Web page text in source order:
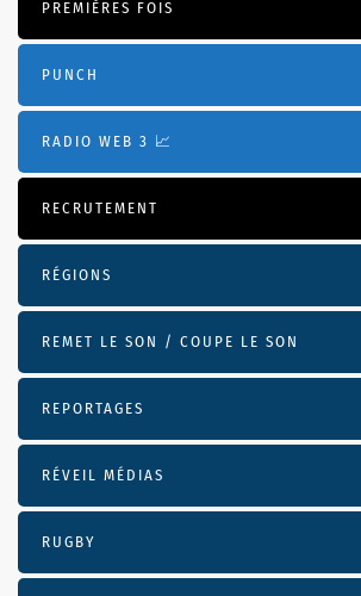
PREMIÈRES FOIS
PUNCH
RADIO WEB 3 📈
RECRUTEMENT
RÉGIONS
REMET LE SON / COUPE LE SON
REPORTAGES
RÉVEIL MÉDIAS
RUGBY